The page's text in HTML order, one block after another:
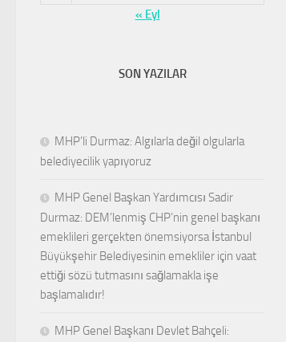
« Eyl
SON YAZILAR
MHP’li Durmaz: Algılarla değil olgularla
belediyecilik yapıyoruz
MHP Genel Başkan Yardımcısı Sadir
Durmaz: DEM’lenmiş CHP’nin genel başkanı
emeklileri gerçekten önemsiyorsa İstanbul
Büyükşehir Belediyesinin emekliler için vaat
ettiği sözü tutmasını sağlamakla işe
başlamalıdır!
MHP Genel Başkanı Devlet Bahçeli: